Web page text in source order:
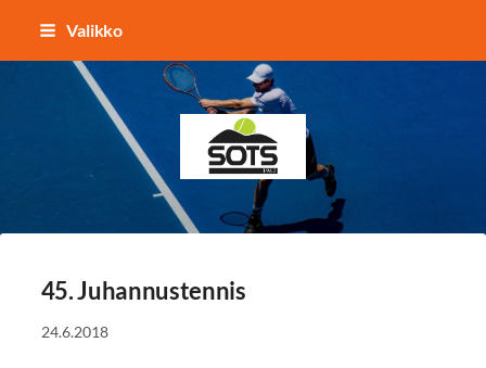
Siirry
sisältöön
Valikko
Sotkamon Tennisseura
45. Juhannustennis
24.6.2018